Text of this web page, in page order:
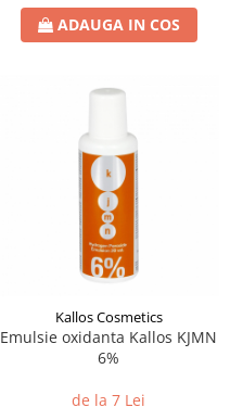
ADAUGA IN COS
Kallos Cosmetics
Emulsie oxidanta Kallos KJMN
6%
de la 7 Lei